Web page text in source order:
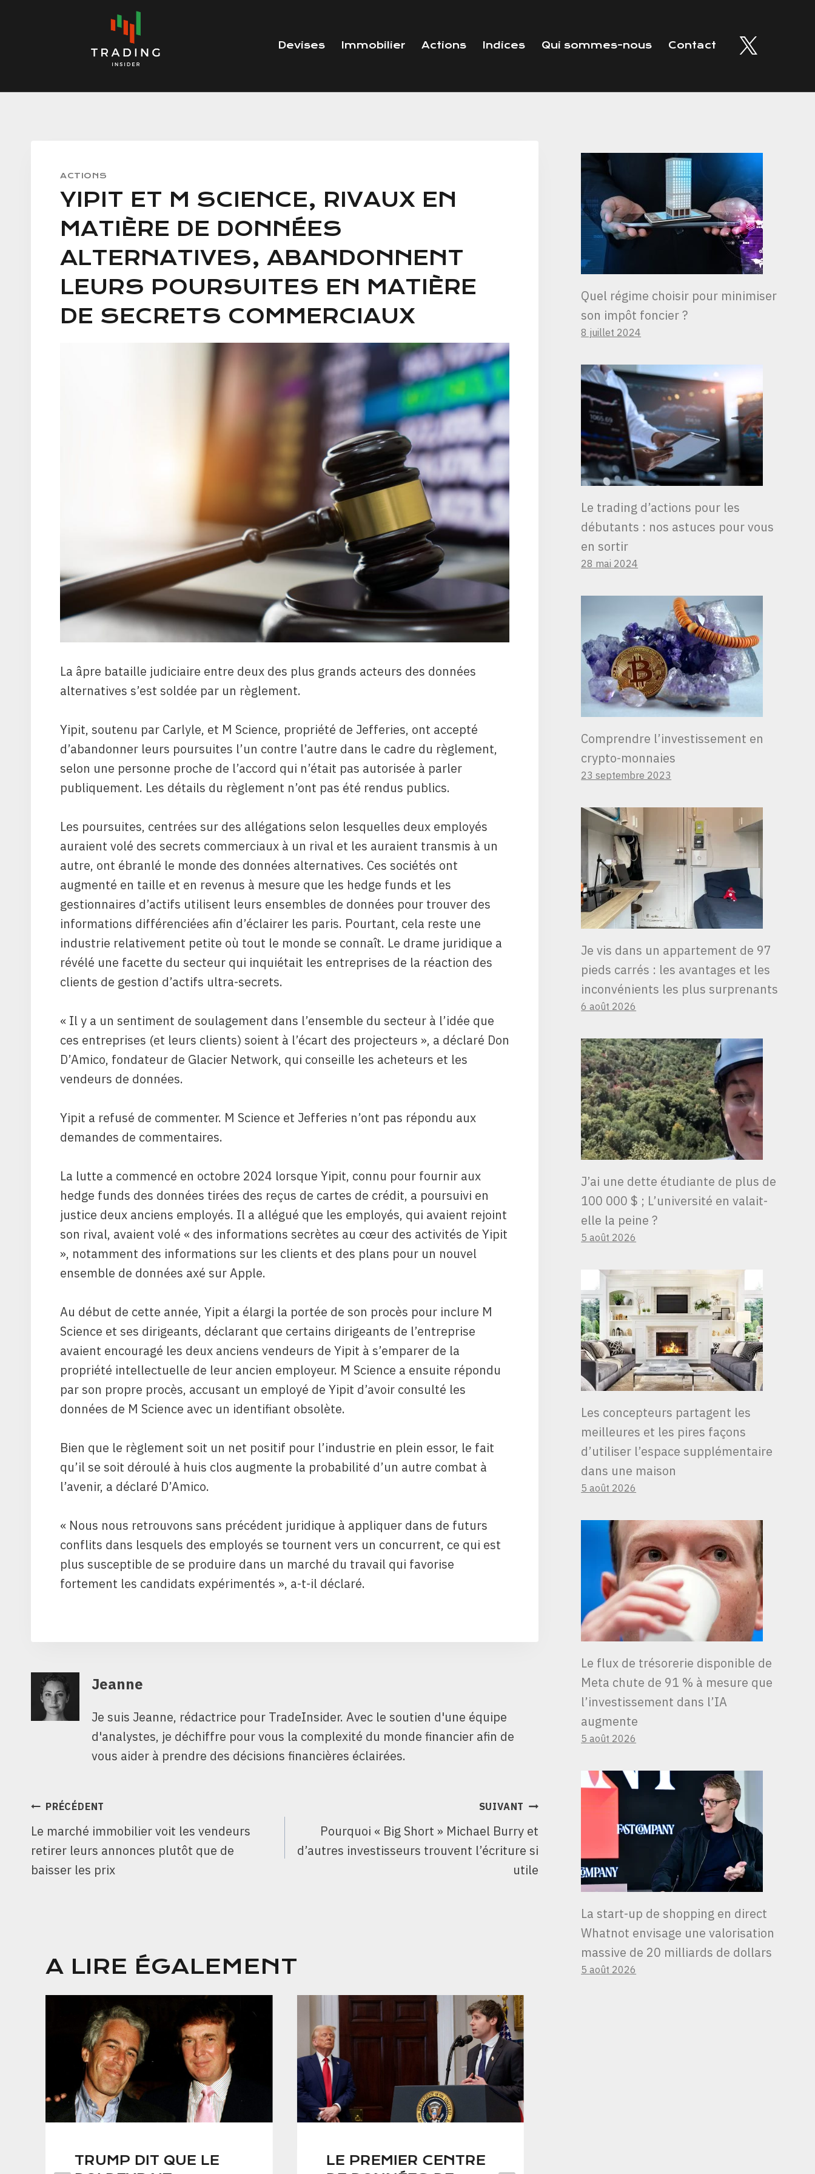
Devises Immobilier Actions Indices Qui sommes-nous Contact
ACTIONS
YIPIT ET M SCIENCE, RIVAUX EN
MATIÈRE DE DONNÉES
ALTERNATIVES, ABANDONNENT
LEURS POURSUITES EN MATIÈRE
DE SECRETS COMMERCIAUX
La âpre bataille judiciaire entre deux des plus grands acteurs des données
alternatives s’est soldée par un règlement.
Yipit, soutenu par Carlyle, et M Science, propriété de Jefferies, ont accepté
d’abandonner leurs poursuites l’un contre l’autre dans le cadre du règlement,
selon une personne proche de l’accord qui n’était pas autorisée à parler
publiquement. Les détails du règlement n’ont pas été rendus publics.
Les poursuites, centrées sur des allégations selon lesquelles deux employés
auraient volé des secrets commerciaux à un rival et les auraient transmis à un
autre, ont ébranlé le monde des données alternatives. Ces sociétés ont
augmenté en taille et en revenus à mesure que les hedge funds et les
gestionnaires d’actifs utilisent leurs ensembles de données pour trouver des
informations différenciées afin d’éclairer les paris. Pourtant, cela reste une
industrie relativement petite où tout le monde se connaît. Le drame juridique a
révélé une facette du secteur qui inquiétait les entreprises de la réaction des
clients de gestion d’actifs ultra-secrets.
« Il y a un sentiment de soulagement dans l’ensemble du secteur à l’idée que
ces entreprises (et leurs clients) soient à l’écart des projecteurs », a déclaré Don
D’Amico, fondateur de Glacier Network, qui conseille les acheteurs et les
vendeurs de données.
Yipit a refusé de commenter. M Science et Jefferies n’ont pas répondu aux
demandes de commentaires.
La lutte a commencé en octobre 2024 lorsque Yipit, connu pour fournir aux
hedge funds des données tirées des reçus de cartes de crédit, a poursuivi en
justice deux anciens employés. Il a allégué que les employés, qui avaient rejoint
son rival, avaient volé « des informations secrètes au cœur des activités de Yipit
», notamment des informations sur les clients et des plans pour un nouvel
ensemble de données axé sur Apple.
Au début de cette année, Yipit a élargi la portée de son procès pour inclure M
Science et ses dirigeants, déclarant que certains dirigeants de l’entreprise
avaient encouragé les deux anciens vendeurs de Yipit à s’emparer de la
propriété intellectuelle de leur ancien employeur. M Science a ensuite répondu
par son propre procès, accusant un employé de Yipit d’avoir consulté les
données de M Science avec un identifiant obsolète.
Bien que le règlement soit un net positif pour l’industrie en plein essor, le fait
qu’il se soit déroulé à huis clos augmente la probabilité d’un autre combat à
l’avenir, a déclaré D’Amico.
« Nous nous retrouvons sans précédent juridique à appliquer dans de futurs
conflits dans lesquels des employés se tournent vers un concurrent, ce qui est
plus susceptible de se produire dans un marché du travail qui favorise
fortement les candidats expérimentés », a-t-il déclaré.
Jeanne
Je suis Jeanne, rédactrice pour TradeInsider. Avec le soutien d'une équipe
d'analystes, je déchiffre pour vous la complexité du monde financier afin de
vous aider à prendre des décisions financières éclairées.
NAVIGATION
DE
L’ARTICLE
PRÉCÉDENT
Le marché immobilier voit les vendeurs
retirer leurs annonces plutôt que de
baisser les prix
SUIVANT
Pourquoi « Big Short » Michael Burry et
d’autres investisseurs trouvent l’écriture si
utile
A LIRE ÉGALEMENT
TRUMP DIT QUE LE
LE PREMIER CENTRE
Quel régime choisir pour minimiser
son impôt foncier ?
8 juillet 2024
Le trading d’actions pour les
débutants : nos astuces pour vous
en sortir
28 mai 2024
Comprendre l’investissement en
crypto-monnaies
23 septembre 2023
Je vis dans un appartement de 97
pieds carrés : les avantages et les
inconvénients les plus surprenants
6 août 2026
J’ai une dette étudiante de plus de
100 000 $ ; L’université en valait-
elle la peine ?
5 août 2026
Les concepteurs partagent les
meilleures et les pires façons
d’utiliser l’espace supplémentaire
dans une maison
5 août 2026
Le flux de trésorerie disponible de
Meta chute de 91 % à mesure que
l’investissement dans l’IA
augmente
5 août 2026
La start-up de shopping en direct
Whatnot envisage une valorisation
massive de 20 milliards de dollars
5 août 2026